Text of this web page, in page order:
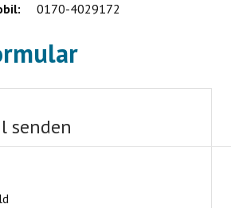
0170-4029172
senden